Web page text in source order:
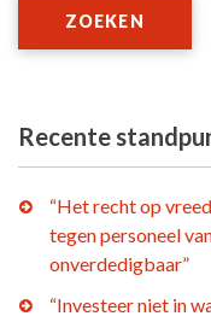
ZOEKEN
Recente
“Het recht op
tegen personeel
onverdedigbaar”
“Investeer niet in